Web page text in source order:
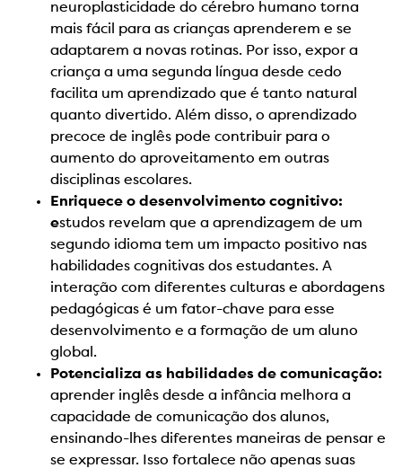
neuroplasticidade do cérebro humano torna
mais fácil para as crianças aprenderem e se
adaptarem a novas rotinas. Por isso, expor a
criança a uma segunda língua desde cedo
facilita um aprendizado que é tanto natural
quanto divertido. Além disso, o aprendizado
precoce de inglês pode contribuir para o
aumento do aproveitamento em outras
disciplinas escolares.
Enriquece o desenvolvimento cognitivo:
estudos revelam que a aprendizagem de um
segundo idioma tem um impacto positivo nas
habilidades cognitivas dos estudantes. A
interação com diferentes culturas e abordagens
pedagógicas é um fator-chave para esse
desenvolvimento e a formação de um aluno
global.
Potencializa as habilidades de comunicação:
aprender inglês desde a infância melhora a
capacidade de comunicação dos alunos,
ensinando-lhes diferentes maneiras de pensar e
se expressar. Isso fortalece não apenas suas